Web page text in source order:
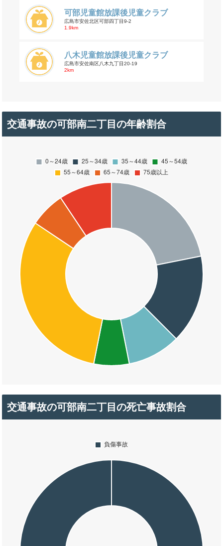
可部児童館放課後児童クラブ
広島市安佐北区可部四丁目9-2
1.9km
八木児童館放課後児童クラブ
広島市安佐南区八木九丁目20-19
2km
交通事故の可部南二丁目の年齢割合
交通事故の可部南二丁目の死亡事故割合